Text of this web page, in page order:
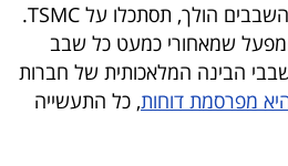
אם רוצים להבין לאן שוק השבבים הולך, תסתכלו על TSMC.
שמאחורי כמעט כל שבב
הבינה המלאכותית של חברות
מפרסמת דוחות, כל התעשייה